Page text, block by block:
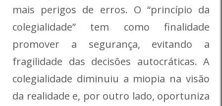
mais perigos de erros. O “princípio da
colegialidade” tem como finalidade
promover a segurança, evitando a
fragilidade das decisões autocráticas. A
colegialidade diminuiu a miopia na visão
da realidade e, por outro lado, oportuniza